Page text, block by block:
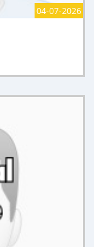
04-07-2026